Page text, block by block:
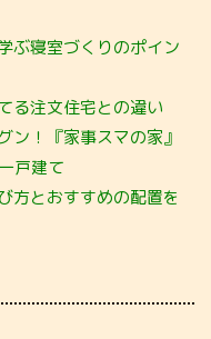
ぶ寝室づくりのポイン
る注文住宅との違い
ン！『家事スマの家』
戸建て
方とおすすめの配置を